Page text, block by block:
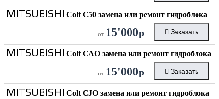
MITSUBISHI Colt C50 замена или ремонт гидроблока
от 15'000р Заказать
MITSUBISHI Colt CAO замена или ремонт гидроблока
от 15'000р Заказать
MITSUBISHI Colt CJO замена или ремонт гидроблока